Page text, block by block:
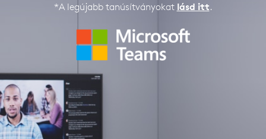
*A legújabb tanúsítványokat lásd itt.